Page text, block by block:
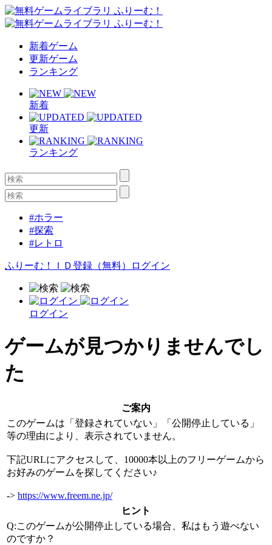
新着ゲーム
更新ゲーム
ランキング
新着
更新
ランキング
#ホラー
#探索
#レトロ
ふりーむ！ＩＤ登録（無料） ログイン
ログイン
ゲームが見つかりませんでし
た
ご案内
このゲームは「登録されていない」「公開停止している」
等の理由により、表示されていません。
下記URLにアクセスして、10000本以上のフリーゲームから
お好みのゲームを探してください♪
-> https://www.freem.ne.jp/
ヒント
Q:このゲームが公開停止している場合、私はもう遊べない
のですか？